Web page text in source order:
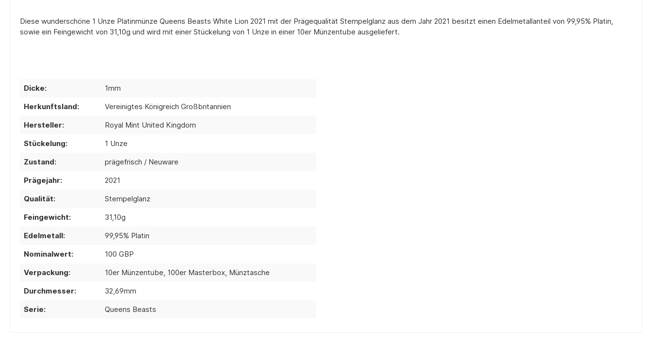
Diese wunderschöne 1 Unze Platinmünze Queens Beasts White Lion 2021 mit der Prägequalität Stempelglanz aus dem Jahr 2021 besitzt einen Edelmetallanteil von 99,95% Platin,
sowie ein Feingewicht von 31,10g und wird mit einer Stückelung von 1 Unze in einer 10er Münzentube ausgeliefert.
Dicke:
1mm
Herkunftsland:
Vereinigtes Königreich Großbritannien
Hersteller:
Royal Mint United Kingdom
Stückelung:
1 Unze
Zustand:
prägefrisch / Neuware
Prägejahr:
2021
Qualität:
Stempelglanz
Feingewicht:
31,10g
Edelmetall:
99,95% Platin
Nominalwert:
100 GBP
Verpackung:
10er Münzentube, 100er Masterbox, Münztasche
Durchmesser:
32,69mm
Serie:
Queens Beasts